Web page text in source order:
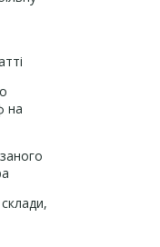
на